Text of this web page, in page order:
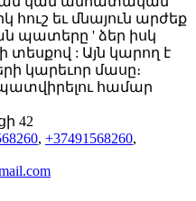
հուշ եւ մնայուն արժեք
պատերը ' ձեր իսկ
: Այն կարող է
կարեւոր մասը։
համար
42
, +37491568260,